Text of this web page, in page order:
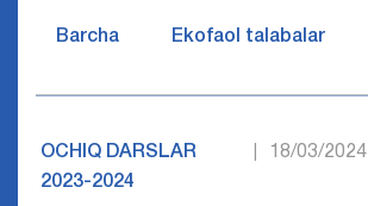
Barcha Ekofaol talabalar
OCHIQ DARSLAR
2023-2024
18/03/2024